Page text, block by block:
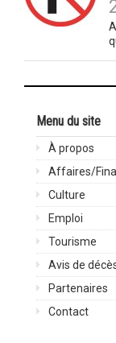
Menu du site
À propos
Affaires/
Culture
Emploi
Tourisme
Avis de
Partenaires
Contact